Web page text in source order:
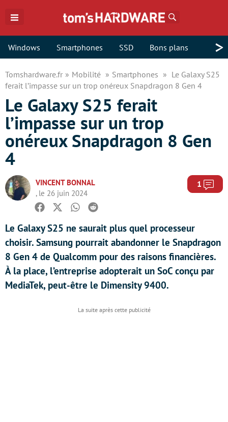
Windows Smartphones SSD Bons plans >
Tomshardware.fr Mobilité Smartphones
Le Galaxy S25
ferait l’impasse sur un trop onéreux Snapdragon 8 Gen 4
Le Galaxy S25 ferait
l’impasse sur un trop
onéreux Snapdragon 8 Gen
4
VINCENT BONNAL
, le 26 juin 2024
1
Facebook
TwitterWhatsapp
Reddit
Le Galaxy S25 ne saurait plus quel processeur
choisir. Samsung pourrait abandonner le Snapdragon
8 Gen 4 de Qualcomm pour des raisons financières.
À la place, l’entreprise adopterait un SoC conçu par
MediaTek, peut-être le Dimensity 9400.